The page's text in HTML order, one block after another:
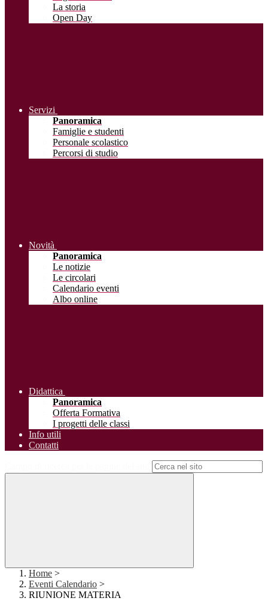
La storia
Open Day
Servizi
Panoramica
Famiglie e studenti
Personale scolastico
Percorsi di studio
Novità
Panoramica
Le notizie
Le circolari
Calendario eventi
Albo online
Didattica
Panoramica
Offerta Formativa
I progetti delle classi
Info utili
Contatti
Home >
Eventi Calendario >
RIUNIONE MATERIA